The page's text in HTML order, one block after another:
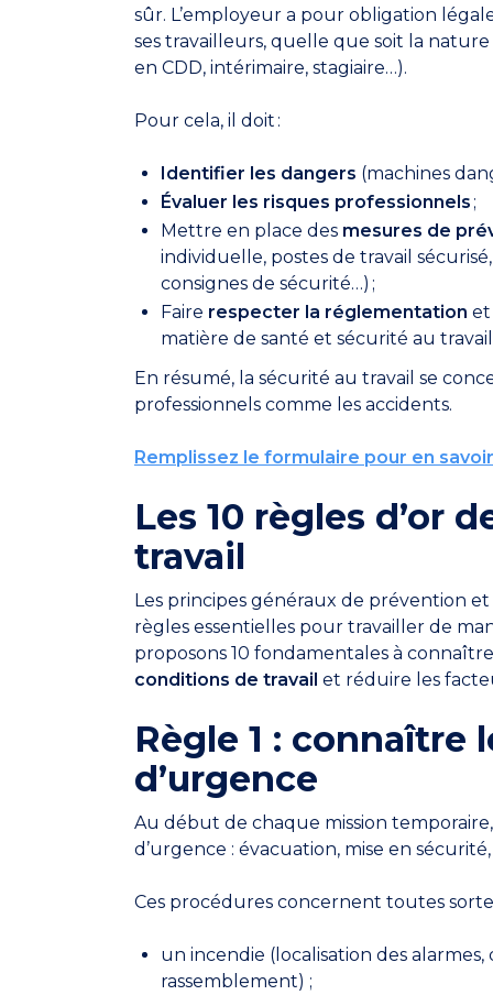
sûr. L’employeur a pour obligation
ses travailleurs, quelle que soit la
en CDD, intérimaire, stagiaire…).
Pour cela, il doit :
Identifier les dangers (machines
Évaluer les risques professionnels ;
Mettre en place des mesures de
individuelle, postes de travail
consignes de sécurité…) ;
Faire respecter la réglementation et
matière de santé et sécurité au
En résumé, la sécurité au travail se
professionnels comme les accidents.
Remplissez le formulaire pour en
Les 10 règles d’or
travail
Les principes généraux de prévention
règles essentielles pour travailler de
proposons 10 fondamentales à
conditions de travail et réduire les
Règle 1 : connaître
d’urgence
Au début de chaque mission
d’urgence : évacuation, mise en
Ces procédures concernent toutes
un incendie (localisation des
rassemblement) ;